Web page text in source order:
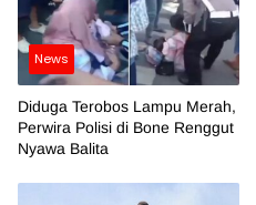
News
Diduga Terobos Lampu Merah,
Perwira Polisi di Bone Renggut
Nyawa Balita